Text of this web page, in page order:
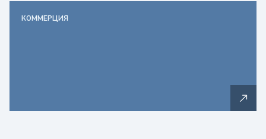
КОММЕРЦИЯ